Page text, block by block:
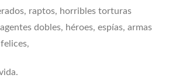
raptos, horribles torturas
dobles, héroes, espías, armas